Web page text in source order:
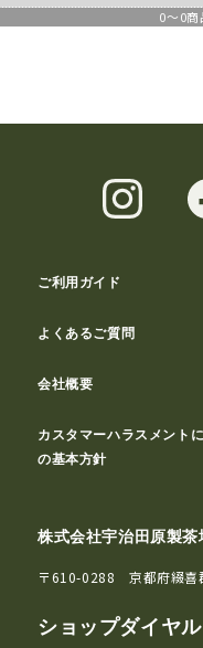
0～0商
ご利用ガイド
よくあるご質問
会社概要
カスタマーハラスメント
の基本方針
株式会社宇治田原製茶
〒610-0288 京都府綴喜
ショップダイヤ